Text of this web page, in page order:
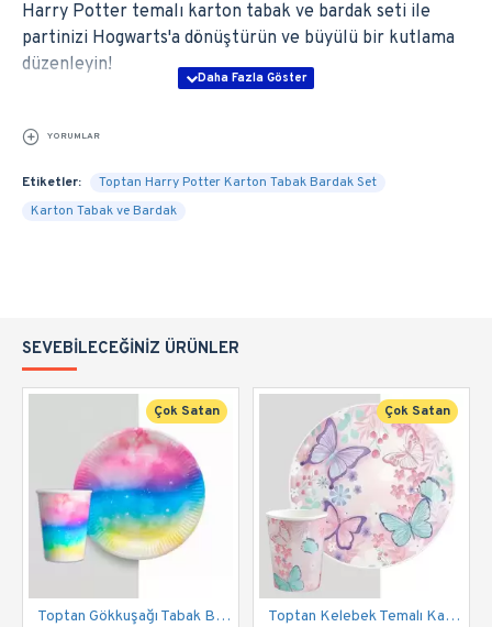
Harry Potter temalı karton tabak ve bardak seti ile
partinizi Hogwarts'a dönüştürün ve büyülü bir kutlama
düzenleyin!
YORUMLAR
Etiketler:
Toptan Harry Potter Karton Tabak Bardak Set
Karton Tabak ve Bardak
SEVEBILECEĞINIZ ÜRÜNLER
Çok Satan
Toptan Gökkuşağı Tabak Bardak Set
Çok Satan
Toptan Kelebek Temalı Karton Bardak Tabak Set